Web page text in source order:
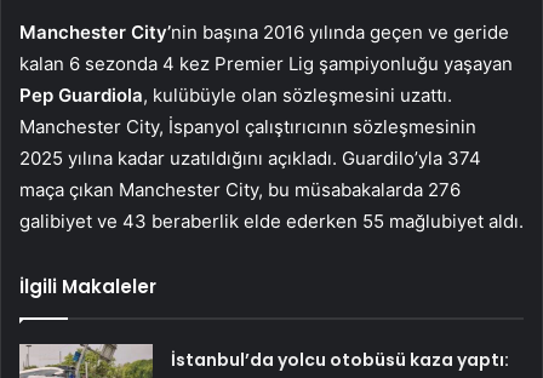
Manchester City’nin başına 2016 yılında geçen ve geride
kalan 6 sezonda 4 kez Premier Lig şampiyonluğu yaşayan
Pep Guardiola, kulübüyle olan sözleşmesini uzattı.
Manchester City, İspanyol çalıştırıcının sözleşmesinin
2025 yılına kadar uzatıldığını açıkladı. Guardilo’yla 374
maça çıkan Manchester City, bu müsabakalarda 276
galibiyet ve 43 beraberlik elde ederken 55 mağlubiyet aldı.
İlgili Makaleler
İstanbul’da yolcu otobüsü kaza yaptı: